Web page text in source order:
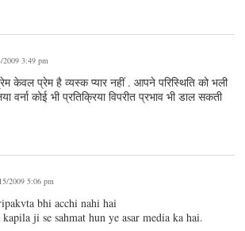
2009 3:49 pm
केवल प्रेम है व्यस्क प्यार नहीं . आपने परिस्थिति को भली
वर्ना कोई भी प्रतिक्रिया विपरीत प्रभाव भी डाल सकती
2009 5:06 pm
bhi acchi nahi hai
ji se sahmat hun ye asar media ka hai.